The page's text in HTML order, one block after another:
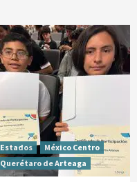
Estados
México Centro
Querétaro de Arteaga